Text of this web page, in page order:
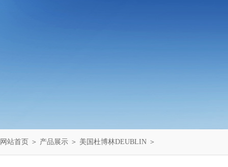
网站首页 ＞ 产品展示 ＞ 美国杜博林DEUBLIN ＞